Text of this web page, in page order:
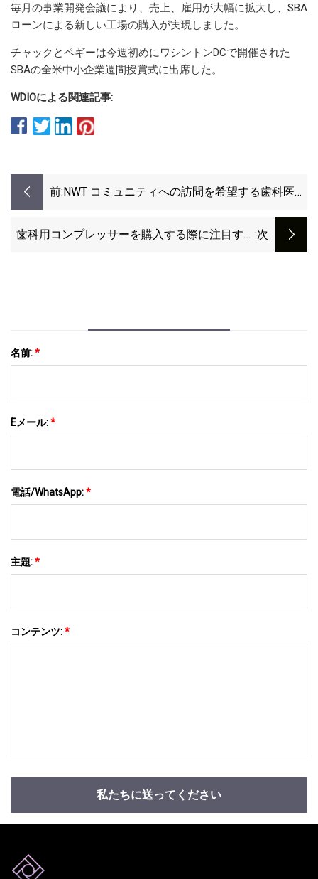
毎月の事業開発会議により、売上、雇用が大幅に拡大し、SBA
ローンによる新しい工場の購入が実現しました。
チャックとペギーは今週初めにワシントンDCで開催された
SBAの全米中小企業週間授賞式に出席した。
WDIOによる関連記事:
前: NWT コミュニティへの訪問を希望する歯科医が
歯科用コンプレッサーを購入する際に注目すべ :次
名前:*
Eメール:*
電話/WhatsApp:*
主題:*
コンテンツ:*
私たちに送ってください